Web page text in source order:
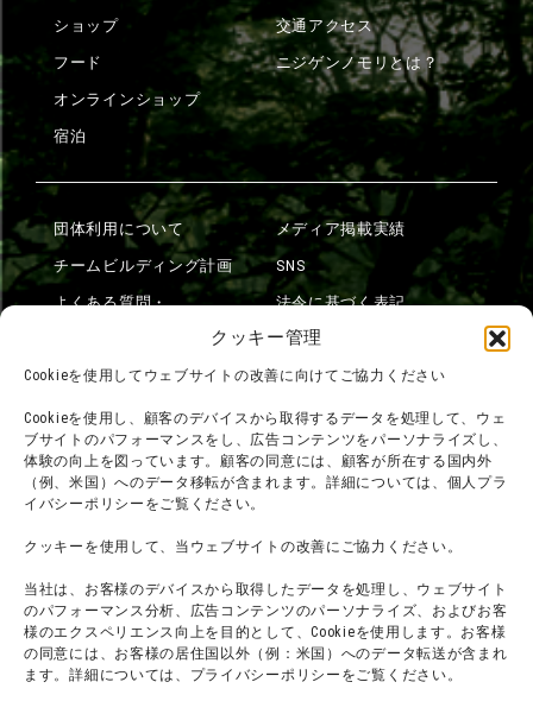
クッキー管理
Cookieを使用してウェブサイトの改善に向けてご協力ください
Cookieを使用し、顧客のデバイスから取得するデータを処理して、ウェ
ブサイトのパフォーマンスをし、広告コンテンツをパーソナライズし、
体験の向上を図っています。顧客の同意には、顧客が所在する国内外
（例、米国）へのデータ移転が含まれます。詳細については、個人プラ
イバシーポリシーをご覧ください。
クッキーを使用して、当ウェブサイトの改善にご協力ください。
当社は、お客様のデバイスから取得したデータを処理し、ウェブサイト
のパフォーマンス分析、広告コンテンツのパーソナライズ、およびお客
様のエクスペリエンス向上を目的として、Cookieを使用します。お客様
の同意には、お客様の居住国以外（例：米国）へのデータ転送が含まれ
ます。詳細については、プライバシーポリシーをご覧ください。
ショップ
フード
オンラインショップ
宿泊
交通アクセス
ニジゲンノモリとは？
団体利用について
チームビルディング計画
よくある質問・
利用規約
プレスリリース
メディア掲載実績
SNS
法令に基づく表記
会社概要
スタッフ募集